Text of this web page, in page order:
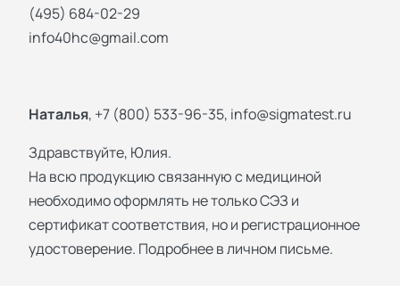
(495) 684-02-29
info40hc@gmail.com
Наталья, +7 (800) 533-96-35, info@sigmatest.ru
Здравствуйте, Юлия.
На всю продукцию связанную с медициной
необходимо оформлять не только СЭЗ и
сертификат соответствия, но и регистрационное
удостоверение. Подробнее в личном письме.